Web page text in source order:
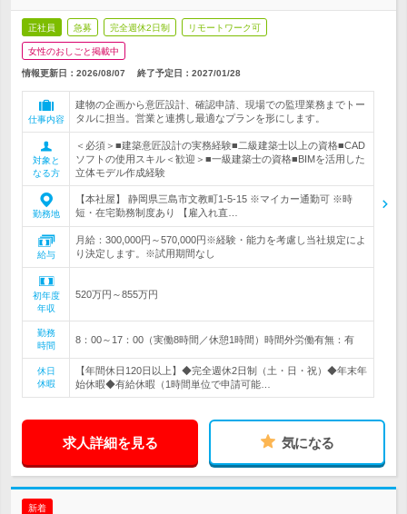
正社員 急募 完全週休2日制 リモートワーク可
女性のおしごと掲載中
情報更新日：2026/08/07 終了予定日： 2027/01/28
仕事内容
建物の企画から意匠設計、確認申請、現場での監理業務までトー
タルに担当。営業と連携し最適なプランを形にします。
対象と
なる方
＜必須＞■建築意匠設計の実務経験■二級建築士以上の資格■CAD
ソフトの使用スキル＜歓迎＞■一級建築士の資格■BIMを活用した
立体モデル作成経験
勤務地
【本社屋】 静岡県三島市文教町1-5-15 ※マイカー通勤可 ※時
短・在宅勤務制度あり 【雇入れ直…
給与
月給：300,000円～570,000円※経験・能力を考慮し当社規定によ
り決定します。※試用期間なし
初年度
年収
520万円～855万円
勤務
時間
8：00～17：00（実働8時間／休憩1時間）時間外労働有無：有
休日
休暇
【年間休日120日以上】◆完全週休2日制（土・日・祝）◆年末年
始休暇◆有給休暇（1時間単位で申請可能…
求人詳細を見る 気になる
新着